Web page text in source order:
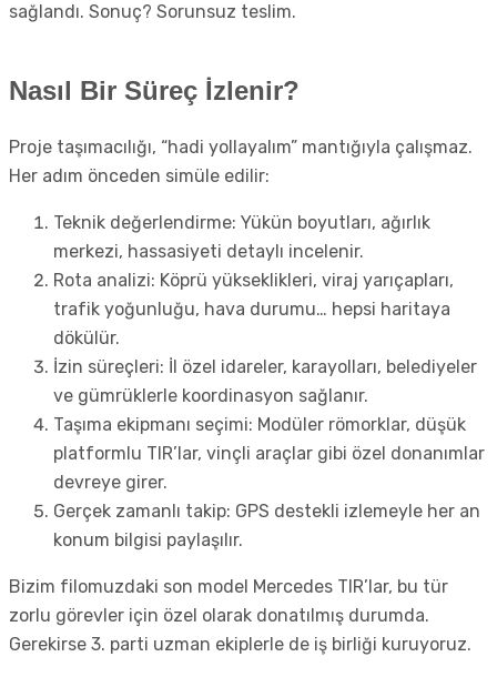
sağlandı. Sonuç? Sorunsuz teslim.
Nasıl Bir Süreç İzlenir?
Proje taşımacılığı, “hadi yollayalım” mantığıyla çalışmaz.
Her adım önceden simüle edilir:
Teknik değerlendirme: Yükün boyutları, ağırlık
merkezi, hassasiyeti detaylı incelenir.
Rota analizi: Köprü yükseklikleri, viraj yarıçapları,
trafik yoğunluğu, hava durumu… hepsi haritaya
dökülür.
İzin süreçleri: İl özel idareler, karayolları, belediyeler
ve gümrüklerle koordinasyon sağlanır.
Taşıma ekipmanı seçimi: Modüler römorklar, düşük
platformlu TIR’lar, vinçli araçlar gibi özel donanımlar
devreye girer.
Gerçek zamanlı takip: GPS destekli izlemeyle her an
konum bilgisi paylaşılır.
Bizim filomuzdaki son model Mercedes TIR’lar, bu tür
zorlu görevler için özel olarak donatılmış durumda.
Gerekirse 3. parti uzman ekiplerle de iş birliği kuruyoruz.